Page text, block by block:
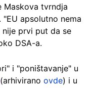
Maskova tvrndja
apsolutno nema
nije prvi put da se
DSA-a.
i "poništavanje" u
(arhivirano ovde) i u